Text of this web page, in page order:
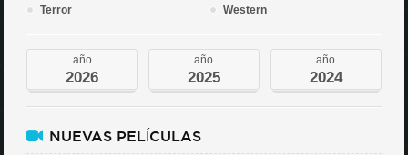
Terror
Western
año
2026
año
2025
año
2024
NUEVAS PELÍCULAS